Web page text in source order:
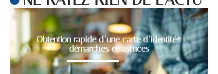
Obtention rapide d’une carte d’identité :
démarches et astuces